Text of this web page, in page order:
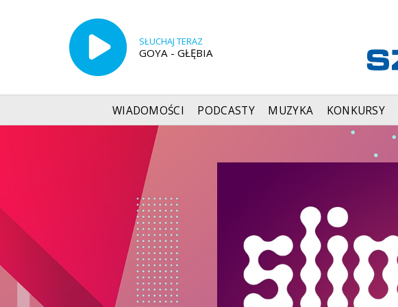
SŁUCHAJ TERAZ
GOYA - GŁĘBIA
WIADOMOŚCI PODCASTY MUZYKA KONKURSY